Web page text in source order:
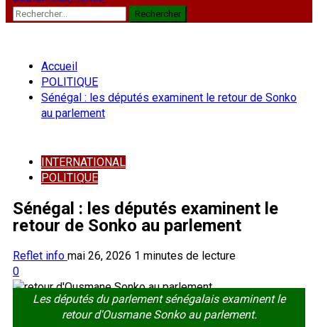
Rechercher :
Accueil
POLITIQUE
Sénégal : les députés examinent le retour de Sonko
au parlement
INTERNATIONAL
POLITIQUE
Sénégal : les députés examinent le
retour de Sonko au parlement
Reflet info mai 26, 2026 1 minutes de lecture
0
Les députés du parlement sénégalais examinent le
retour d'Ousmane Sonko au parlement.